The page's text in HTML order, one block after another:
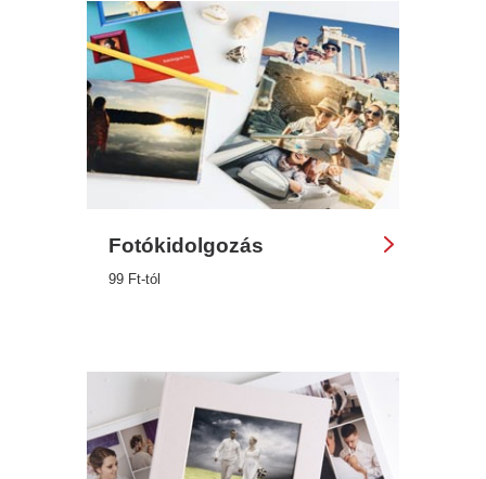
Fotókidolgozás
99 Ft-tól